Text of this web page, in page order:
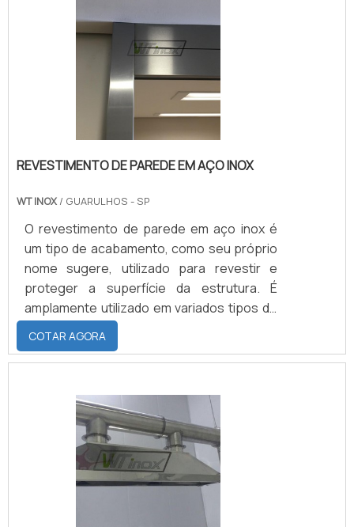
REVESTIMENTO DE PAREDE EM AÇO INOX
WT INOX / GUARULHOS - SP
O revestimento de parede em aço inox é
um tipo de acabamento, como seu próprio
nome sugere, utilizado para revestir e
proteger a superfície da estrutura. É
amplamente utilizado em variados tipos de
ambiente como: Residências; Ambientes
hospitalares; Laboratórios; Cozinhas
industriais; Entre outros.Isso porque o
grande versatilidade em relação ao design,
aplicação e também sua eficiência.Mais
detalhesO revestimento de parede pode
ser complementado com outros ite.
COTAR AGORA